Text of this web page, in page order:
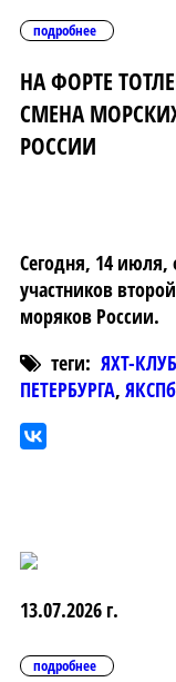
подробнее
НА ФОРТЕ
СМЕНА
РОССИИ
Сегодня, 14 июля,
участников
моряков России.
теги: ЯХТ-
ПЕТЕРБУРГА, ЯКСПб
13.07.2026 г.
подробнее